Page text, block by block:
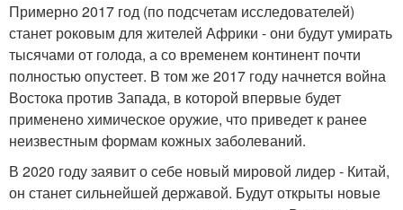
Примерно 2017 год (по подсчетам исследователей)
станет роковым для жителей Африки - они будут умирать
тысячами от голода, а со временем континент почти
полностью опустеет. В том же 2017 году начнется война
Востока против Запада, в которой впервые будет
применено химическое оружие, что приведет к ранее
неизвестным формам кожных заболеваний.
В 2020 году заявит о себе новый мировой лидер - Китай,
он станет сильнейшей державой. Будут открыты новые